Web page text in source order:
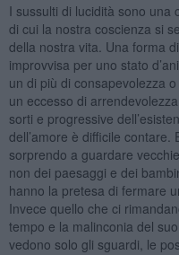
I sussulti di lucidità sono una
di cui la nostra coscienza si
della nostra vita. Una forma
improvvisa per uno stato
un di più di consapevolezza
un eccesso di
sorti e progressive
dell’amore è difficile
sorprendo a guardare
non dei paesaggi e dei
hanno la pretesa di fermare
Invece quello che ci
tempo e la malinconia del
vedono solo gli sguardi, le